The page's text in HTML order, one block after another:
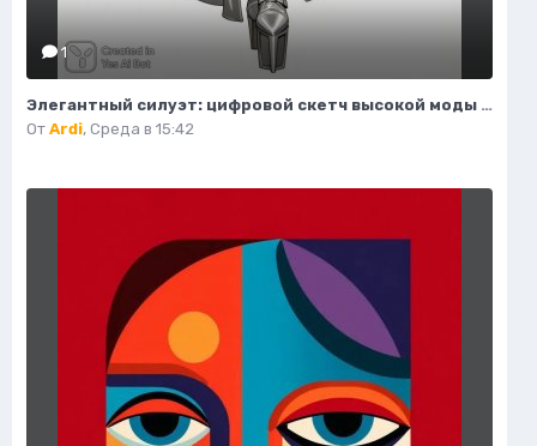
1
Элегантный силуэт: цифровой скетч высокой моды в студийном исполнении. Изображение из нейросети Flux 1
От Ardi, Среда в 15:42